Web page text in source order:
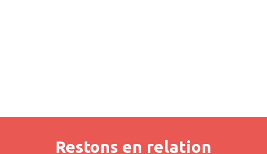
Restons en relation